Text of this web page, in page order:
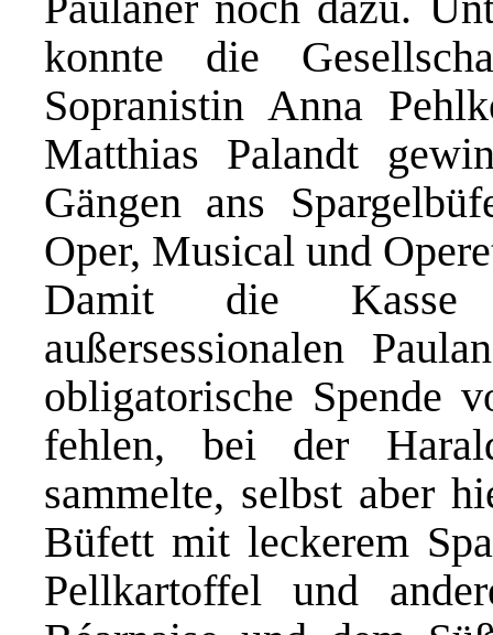
konnte die
Sopranistin Anna
Matthias Palandt
Gängen ans
Oper, Musical und
Damit die Kasse
außersessionalen
obligatorische Spende
fehlen, bei der
sammelte, selbst aber
Büfett mit leckerem
Pellkartoffel und